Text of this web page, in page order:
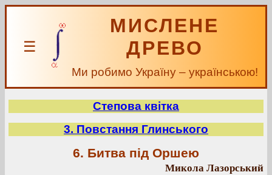
☰
МИСЛЕНЕ
ДРЕВО
Ми робимо Україну – українською!
Степова квітка
3. Повстання Глинського
6. Битва під Оршею
Микола Лазорський